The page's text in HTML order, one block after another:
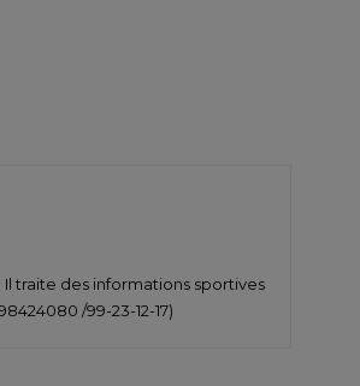
traite des informations sportives
/99-23-12-17)